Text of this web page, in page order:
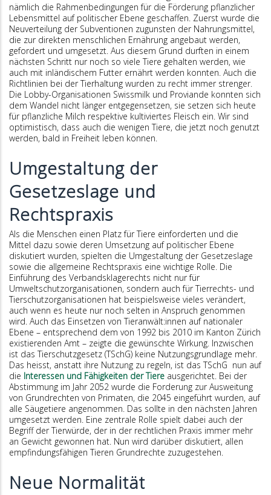
nämlich die Rahmenbedingungen für die Förderung pflanzlicher
Lebensmittel auf politischer Ebene geschaffen. Zuerst wurde die
Neuverteilung der Subventionen zugunsten der Nahrungsmittel,
die zur direkten menschlichen Ernährung angebaut werden,
gefordert und umgesetzt. Aus diesem Grund durften in einem
nächsten Schritt nur noch so viele Tiere gehalten werden, wie
auch mit inländischem Futter ernährt werden konnten. Auch die
Richtlinien bei der Tierhaltung wurden zu recht immer strenger.
Die Lobby-Organisationen Swissmilk und Proviande konnten sich
dem Wandel nicht länger entgegensetzen, sie setzen sich heute
für pflanzliche Milch respektive kultiviertes Fleisch ein. Wir sind
optimistisch, dass auch die wenigen Tiere, die jetzt noch genutzt
werden, bald in Freiheit leben können.
Umgestaltung der
Gesetzeslage und
Rechtspraxis
Als die Menschen einen Platz für Tiere einforderten und die
Mittel dazu sowie deren Umsetzung auf politischer Ebene
diskutiert wurden, spielten die Umgestaltung der Gesetzeslage
sowie die allgemeine Rechtspraxis eine wichtige Rolle. Die
Einführung des Verbandsklagerechts nicht nur für
Umweltschutzorganisationen, sondern auch für Tierrechts- und
Tierschutzorganisationen hat beispielsweise vieles verändert,
auch wenn es heute nur noch selten in Anspruch genommen
wird. Auch das Einsetzen von Tieranwält:innen auf nationaler
Ebene – entsprechend dem von 1992 bis 2010 im Kanton Zürich
existierenden Amt – zeigte die gewünschte Wirkung. Inzwischen
ist das Tierschutzgesetz (TSchG) keine Nutzungsgrundlage mehr.
Das heisst, anstatt ihre Nutzung zu regeln, ist das TSchG nun auf
die Interessen und Fähigkeiten der Tiere ausgerichtet. Bei der
Abstimmung im Jahr 2052 wurde die Forderung zur Ausweitung
von Grundrechten von Primaten, die 2045 eingeführt wurden, auf
alle Säugetiere angenommen. Das sollte in den nächsten Jahren
umgesetzt werden. Eine zentrale Rolle spielt dabei auch der
Begriff der Tierwürde, der in der rechtlichen Praxis immer mehr
an Gewicht gewonnen hat. Nun wird darüber diskutiert, allen
empfindungsfähigen Tieren Grundrechte zuzugestehen.
Neue Normalität